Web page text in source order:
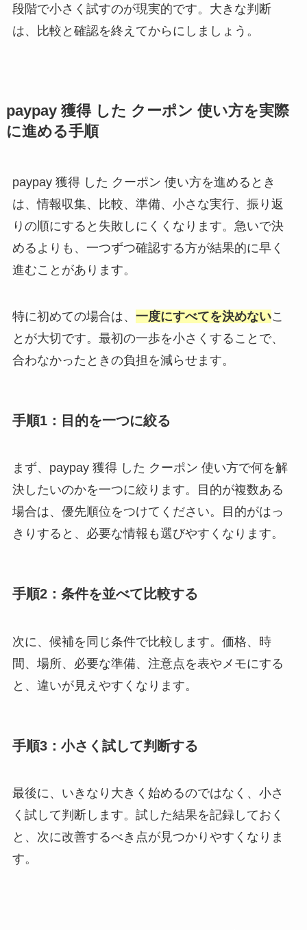
段階で小さく試すのが現実的です。大きな判断
は、比較と確認を終えてからにしましょう。
paypay 獲得 した クーポン 使い方を実際
に進める手順
paypay 獲得 した クーポン 使い方を進めるとき
は、情報収集、比較、準備、小さな実行、振り返
りの順にすると失敗しにくくなります。急いで決
めるよりも、一つずつ確認する方が結果的に早く
進むことがあります。
特に初めての場合は、 一度にすべてを決めないこ
とが大切です。最初の一歩を小さくすることで、
合わなかったときの負担を減らせます。
手順1：目的を一つに絞る
まず、paypay 獲得 した クーポン 使い方で何を解
決したいのかを一つに絞ります。目的が複数ある
場合は、優先順位をつけてください。目的がはっ
きりすると、必要な情報も選びやすくなります。
手順2：条件を並べて比較する
次に、候補を同じ条件で比較します。価格、時
間、場所、必要な準備、注意点を表やメモにする
と、違いが見えやすくなります。
手順3：小さく試して判断する
最後に、いきなり大きく始めるのではなく、小さ
く試して判断します。試した結果を記録しておく
と、次に改善するべき点が見つかりやすくなりま
す。